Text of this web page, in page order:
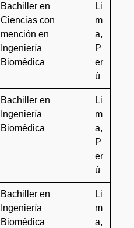
Bachiller en
Ciencias con
mención en
Ingeniería
Biomédica
Li
m
a,
P
er
ú
Bachiller en
Ingeniería
Biomédica
Li
m
a,
P
er
ú
Bachiller en
Ingeniería
Biomédica
Li
m
a,